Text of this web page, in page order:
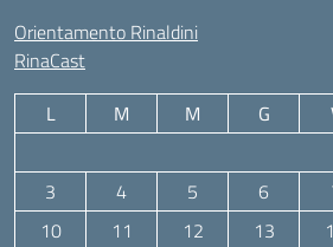
Orientamento Rinaldini
RinaCast
L M M G
3
4 5 6
10
11 12 13